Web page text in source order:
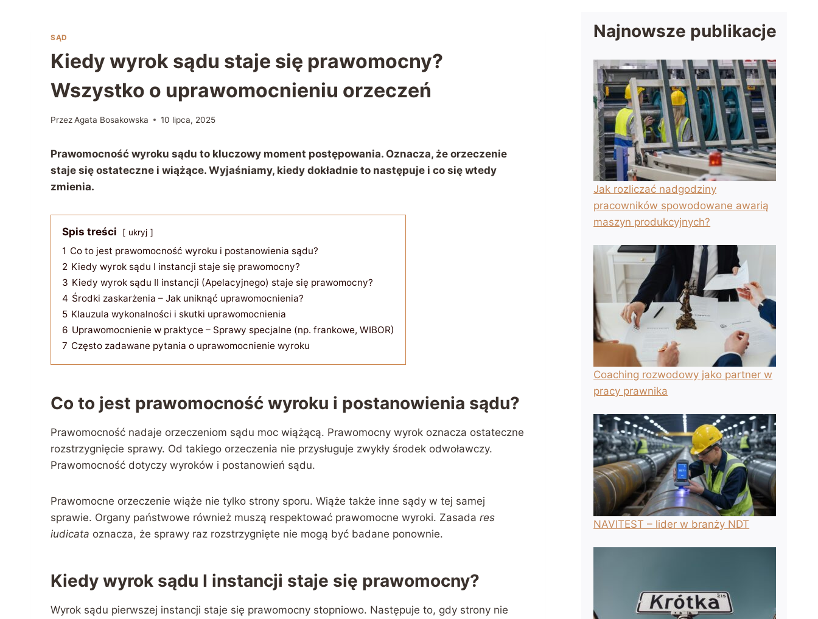
SĄD
Kiedy wyrok sądu staje się prawomocny?
Wszystko o uprawomocnieniu orzeczeń
PrzezAgata Bosakowska 10 lipca, 2025
Prawomocność wyroku sądu to kluczowy moment postępowania. Oznacza, że orzeczenie
staje się ostateczne i wiążące. Wyjaśniamy, kiedy dokładnie to następuje i co się wtedy
zmienia.
Spis treści ukryj
1 Co to jest prawomocność wyroku i postanowienia sądu?
2 Kiedy wyrok sądu I instancji staje się prawomocny?
3 Kiedy wyrok sądu II instancji (Apelacyjnego) staje się prawomocny?
4 Środki zaskarżenia – Jak uniknąć uprawomocnienia?
5 Klauzula wykonalności i skutki uprawomocnienia
6 Uprawomocnienie w praktyce – Sprawy specjalne (np. frankowe, WIBOR)
7 Często zadawane pytania o uprawomocnienie wyroku
Co to jest prawomocność wyroku i postanowienia sądu?
Prawomocność nadaje orzeczeniom sądu moc wiążącą. Prawomocny wyrok oznacza ostateczne
rozstrzygnięcie sprawy. Od takiego orzeczenia nie przysługuje zwykły środek odwoławczy.
Prawomocność dotyczy wyroków i postanowień sądu.
Prawomocne orzeczenie wiąże nie tylko strony sporu. Wiąże także inne sądy w tej samej
sprawie. Organy państwowe również muszą respektować prawomocne wyroki. Zasada res
iudicata oznacza, że sprawy raz rozstrzygnięte nie mogą być badane ponownie.
Kiedy wyrok sądu I instancji staje się prawomocny?
Wyrok sądu pierwszej instancji staje się prawomocny stopniowo. Następuje to, gdy strony nie
Najnowsze publikacje
Jak rozliczać nadgodziny
pracowników spowodowane awarią
maszyn produkcyjnych?
Coaching rozwodowy jako partner w
pracy prawnika
NAVITEST – lider w branży NDT